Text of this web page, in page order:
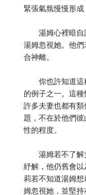
緊張氣氛慢慢形成
湯姆心裡暗自
湯姆忽視她。他
合神離。
你也許知道這
的例子之一。這
許多夫妻也都有
題，不在於他們
性的程度。
湯姆若不了解
紓解，他仍舊會
莉若不知道湯姆
姆忽視她，並堅持